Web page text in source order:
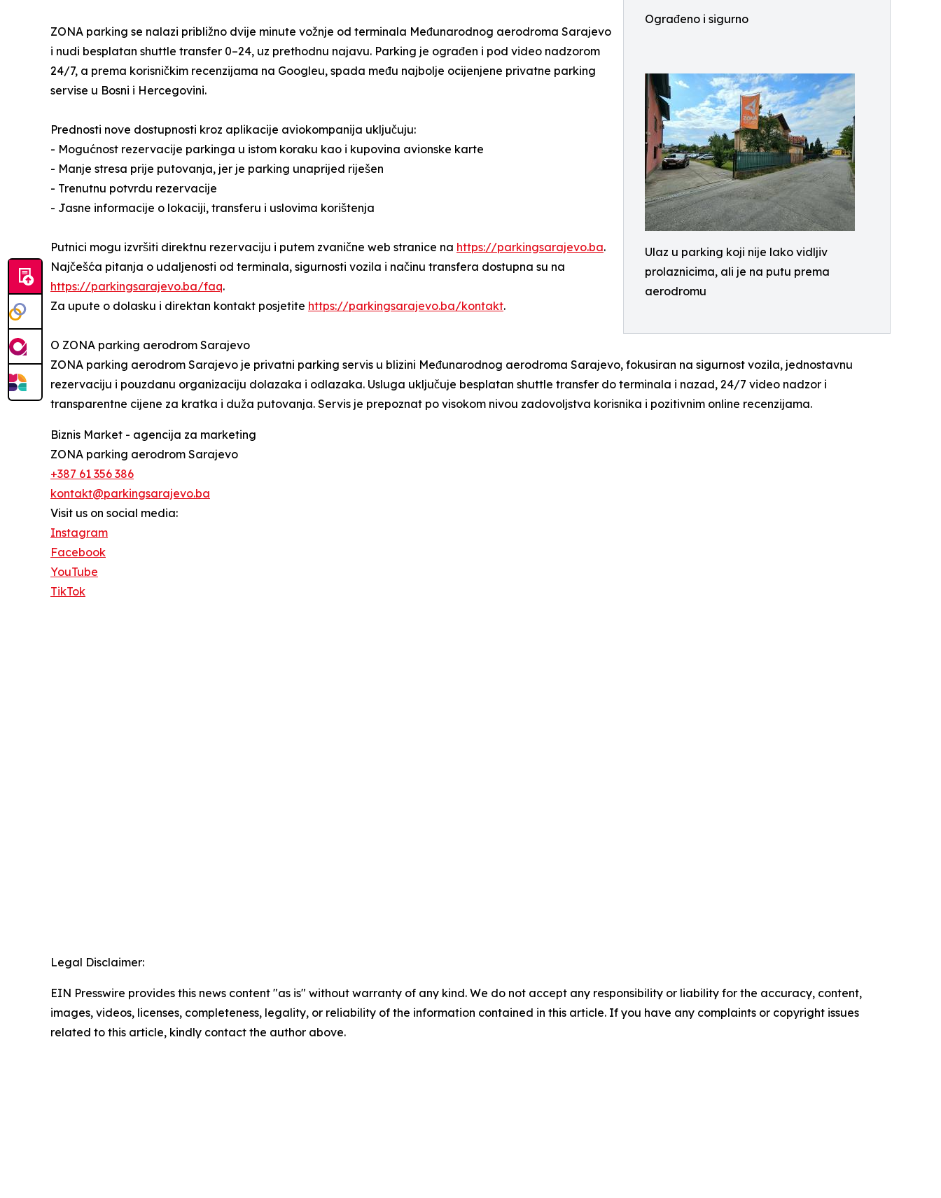
Ograđeno i sigurno
Ulaz u parking koji nije lako vidljiv
prolaznicima, ali je na putu prema
aerodromu
ZONA parking se nalazi približno dvije minute vožnje od terminala Međunarodnog aerodroma Sarajevo
i nudi besplatan shuttle transfer 0–24, uz prethodnu najavu. Parking je ograđen i pod video nadzorom
24/7, a prema korisničkim recenzijama na Googleu, spada među najbolje ocijenjene privatne parking
servise u Bosni i Hercegovini.
Prednosti nove dostupnosti kroz aplikacije aviokompanija uključuju:
- Mogućnost rezervacije parkinga u istom koraku kao i kupovina avionske karte
- Manje stresa prije putovanja, jer je parking unaprijed riješen
- Trenutnu potvrdu rezervacije
- Jasne informacije o lokaciji, transferu i uslovima korištenja
Putnici mogu izvršiti direktnu rezervaciju i putem zvanične web stranice na https://parkingsarajevo.ba.
Najčešća pitanja o udaljenosti od terminala, sigurnosti vozila i načinu transfera dostupna su na
https://parkingsarajevo.ba/faq.
Za upute o dolasku i direktan kontakt posjetite https://parkingsarajevo.ba/kontakt.
O ZONA parking aerodrom Sarajevo
ZONA parking aerodrom Sarajevo je privatni parking servis u blizini Međunarodnog aerodroma Sarajevo, fokusiran na sigurnost vozila, jednostavnu
rezervaciju i pouzdanu organizaciju dolazaka i odlazaka. Usluga uključuje besplatan shuttle transfer do terminala i nazad, 24/7 video nadzor i
transparentne cijene za kratka i duža putovanja. Servis je prepoznat po visokom nivou zadovoljstva korisnika i pozitivnim online recenzijama.
Biznis Market - agencija za marketing
ZONA parking aerodrom Sarajevo
+387 61 356 386
kontakt@parkingsarajevo.ba
Visit us on social media:
Instagram
Facebook
YouTube
TikTok
Legal Disclaimer:
EIN Presswire provides this news content "as is" without warranty of any kind. We do not accept any responsibility or liability for the accuracy, content,
images, videos, licenses, completeness, legality, or reliability of the information contained in this article. If you have any complaints or copyright issues
related to this article, kindly contact the author above.